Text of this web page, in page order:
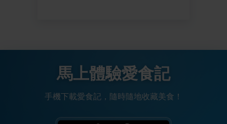
馬上體驗愛食記
手機下載愛食記，隨時隨地收藏美食！